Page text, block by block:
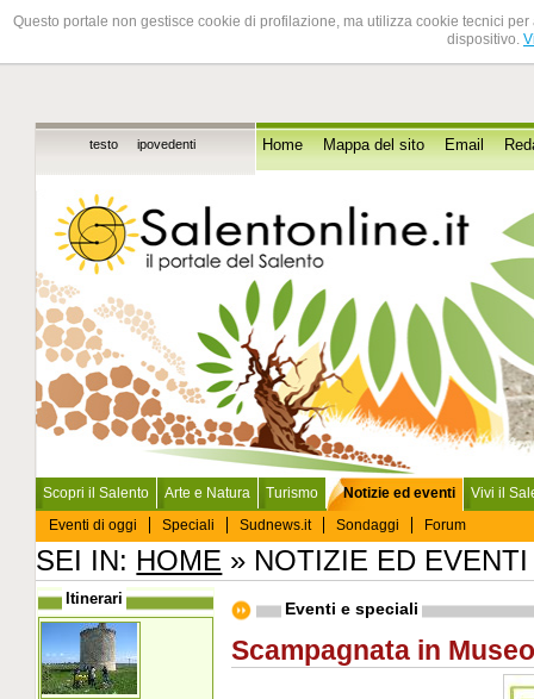
Questo portale non gestisce cookie di profilazione, ma utilizza cookie tecnici
dispositivo.
testo ipovedenti Home Mappa del sito Email
Scopri il Salento Arte e Natura Turismo
Notizie ed eventi
Eventi di oggi
Speciali Sudnews.it Sondaggi Forum
Vivi il
SEI IN: HOME » NOTIZIE ED
Eventi e speciali
Scampagnata in Museo
Itinerari